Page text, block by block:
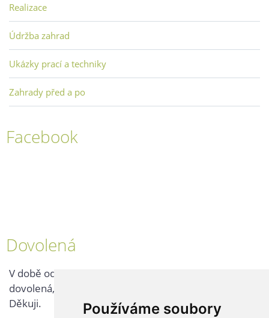
Používáme soubory
Realizace
Údržba zahrad
Ukázky prací a techniky
Zahrady před a po
Facebook
Dovolená
V době od 25. 7. - 2. 8. 2026 probíhá v naší firmě
dovolená, kontaktujte nás až po jejím ukončení.
Děkuji.